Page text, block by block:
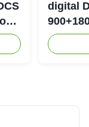
digital
DAS